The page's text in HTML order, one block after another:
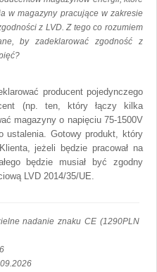
w magazyny pracujące w zakresie
z LVD. Z tego co rozumiem
by zadeklarować zgodność z
producent pojedynczego
(np. ten, który łączy kilka
magazyny o napięciu 75-1500V
ustalenia. Gotowy produkt, który
jeżeli będzie pracował na
będzie musiał być zgodny
LVD 2014/35/UE.
nadanie znaku CE (1290PLN